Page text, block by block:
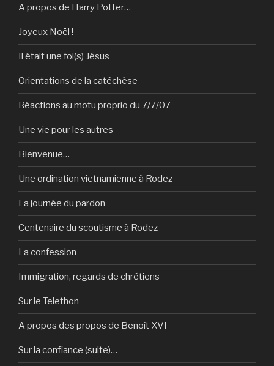
A propos de Harry Potter…
Joyeux Noël !
Il était une foi(s) Jésus
Orientations de la catéchèse
Réactions au motu proprio du 7/7/07
Une vie pour les autres
Bienvenue…
Une ordination vietnamienne à Rodez
La journée du pardon
Centenaire du scoutisme à Rodez
La confession
Immigration, regards de chrétiens
Sur le Telethon
A propos des propos de Benoît XVI
Sur la confiance (suite)…